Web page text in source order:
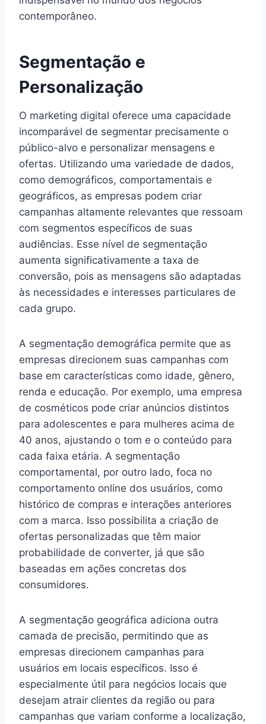
contemporâneo.
Segmentação e
Personalização
O marketing digital oferece uma capacidade
incomparável de segmentar precisamente o
público-alvo e personalizar mensagens e
ofertas. Utilizando uma variedade de dados,
como demográficos, comportamentais e
geográficos, as empresas podem criar
campanhas altamente relevantes que ressoam
com segmentos específicos de suas
audiências. Esse nível de segmentação
aumenta significativamente a taxa de
conversão, pois as mensagens são adaptadas
às necessidades e interesses particulares de
cada grupo.
A segmentação demográfica permite que as
empresas direcionem suas campanhas com
base em características como idade, gênero,
renda e educação. Por exemplo, uma empresa
de cosméticos pode criar anúncios distintos
para adolescentes e para mulheres acima de
40 anos, ajustando o tom e o conteúdo para
cada faixa etária. A segmentação
comportamental, por outro lado, foca no
comportamento online dos usuários, como
histórico de compras e interações anteriores
com a marca. Isso possibilita a criação de
ofertas personalizadas que têm maior
probabilidade de converter, já que são
baseadas em ações concretas dos
consumidores.
A segmentação geográfica adiciona outra
camada de precisão, permitindo que as
empresas direcionem campanhas para
usuários em locais específicos. Isso é
especialmente útil para negócios locais que
desejam atrair clientes da região ou para
campanhas que variam conforme a localização,